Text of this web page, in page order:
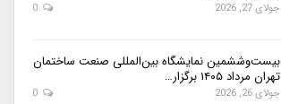
جولای 27, 2026
بیست‌وششمین نمایشگاه بین‌المللی صنعت ساختمان
تهران مرداد ۱۴۰۵ برگزار…
جولای 26, 2026